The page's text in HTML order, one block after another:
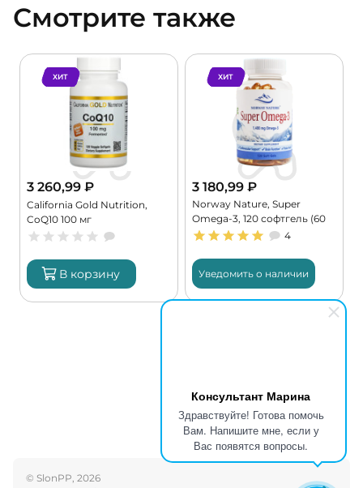
Консультант Марина
Здравствуйте! Готова помочь
Вам. Напишите мне, если у
Вас появятся вопросы.
Смотрите также
ХИТ
3 260,99 ₽
California Gold Nutrition,
CoQ10 100 мг
В корзину
ХИТ
3 180,99 ₽
Norway Nature, Super
Omega-3, 120 софтгель (60
порций)
4
Уведомить о наличии
© SlonPP, 2026